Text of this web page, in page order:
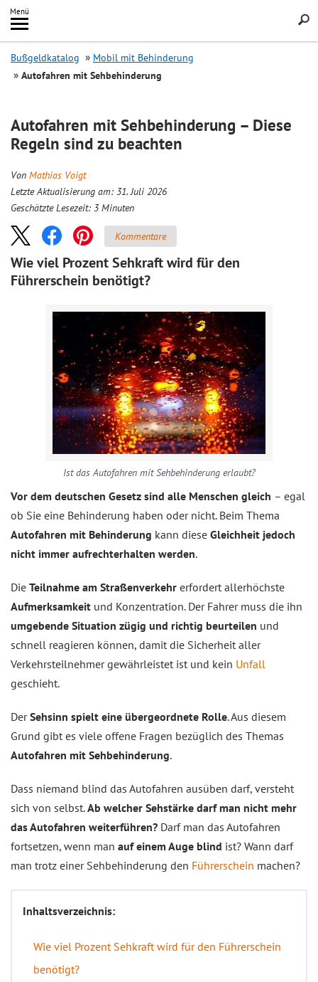
Inhalt
springen
Menü
Search
Bußgeldkatalog
Mobil mit Behinderung
Autofahren mit Sehbehinderung
Autofahren mit Sehbehinderung – Diese
Regeln sind zu beachten
Von Mathias Voigt
Letzte Aktualisierung am: 31. Juli 2026
Geschätzte Lesezeit: 3 Minuten
Kommentare
Wie viel Prozent Sehkraft wird für den
Führerschein benötigt?
Ist das Autofahren mit Sehbehinderung erlaubt?
Vor dem deutschen Gesetz sind alle Menschen gleich – egal
ob Sie eine Behinderung haben oder nicht. Beim Thema
Autofahren mit Behinderung kann diese Gleichheit jedoch
nicht immer aufrechterhalten werden.
Die Teilnahme am Straßenverkehr erfordert allerhöchste
Aufmerksamkeit und Konzentration. Der Fahrer muss die ihn
umgebende Situation zügig und richtig beurteilen und
schnell reagieren können, damit die Sicherheit aller
Verkehrsteilnehmer gewährleistet ist und kein Unfall
geschieht.
DerSehsinn spielt eine übergeordnete Rolle. Aus diesem
Grund gibt es viele offene Fragen bezüglich des Themas
Autofahren mit Sehbehinderung.
Dass niemand blind das Autofahren ausüben darf, versteht
sich von selbst.Ab welcher Sehstärke darf man nicht mehr
das Autofahren weiterführen? Darf man das Autofahren
fortsetzen, wenn man auf einem Auge blind ist? Wann darf
man trotz einer Sehbehinderung den Führerschein machen?
Inhaltsverzeichnis:
Wie viel Prozent Sehkraft wird für den Führerschein
benötigt?